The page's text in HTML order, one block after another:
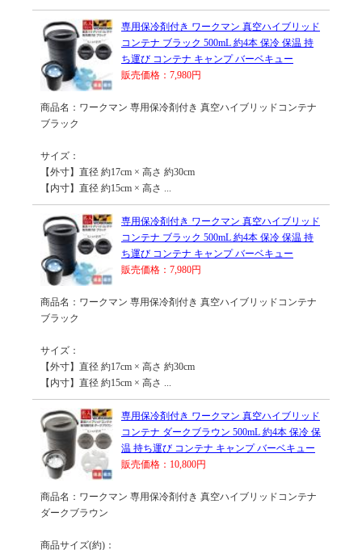
専用保冷剤付き ワークマン 真空ハイブリッド
コンテナ ブラック 500mL 約4本 保冷 保温 持
ち運び コンテナ キャンプ バーベキュー
販売価格：7,980円
商品名：ワークマン 専用保冷剤付き 真空ハイブリッドコンテナ
ブラック
サイズ：
【外寸】直径 約17cm × 高さ 約30cm
【内寸】直径 約15cm × 高さ ...
専用保冷剤付き ワークマン 真空ハイブリッド
コンテナ ブラック 500mL 約4本 保冷 保温 持
ち運び コンテナ キャンプ バーベキュー
販売価格：7,980円
商品名：ワークマン 専用保冷剤付き 真空ハイブリッドコンテナ
ブラック
サイズ：
【外寸】直径 約17cm × 高さ 約30cm
【内寸】直径 約15cm × 高さ ...
専用保冷剤付き ワークマン 真空ハイブリッド
コンテナ ダークブラウン 500mL 約4本 保冷 保
温 持ち運び コンテナ キャンプ バーベキュー
販売価格：10,800円
商品名：ワークマン 専用保冷剤付き 真空ハイブリッドコンテナ
ダークブラウン
商品サイズ(約)：